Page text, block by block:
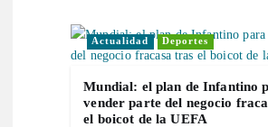
Actualidad Deportes
Mundial: el plan de Infantino
vender parte del negocio
el boicot de la UEFA